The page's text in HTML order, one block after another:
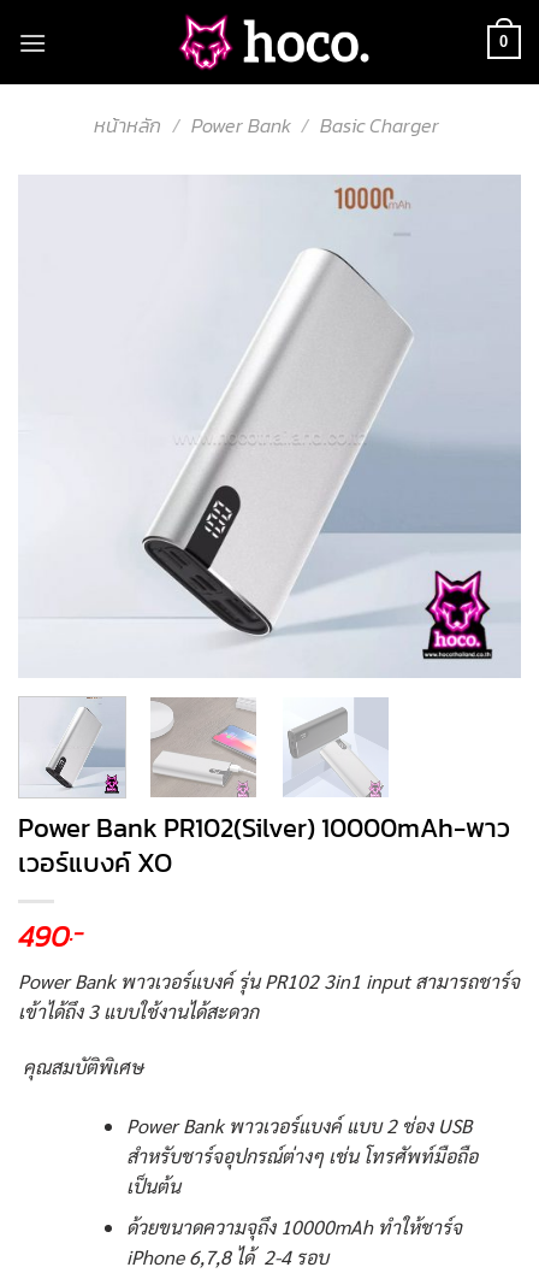
0
หน้าหลัก / Power Bank / Basic Charger
Power Bank PR102(Silver) 10000mAh-พาว
เวอร์แบงค์ XO
490.-
Power Bank พาวเวอร์แบงค์ รุ่น PR102 3in1 input สามารถชาร์จ
เข้าได้ถึง 3 แบบใช้งานได้สะดวก
คุณสมบัติพิเศษ
Power Bank พาวเวอร์แบงค์ แบบ 2 ช่อง USB
สำหรับชาร์จอุปกรณ์ต่างๆ เช่น โทรศัพท์มือถือ
เป็นต้น
ด้วยขนาดความจุถึง 10000mAh ทำให้ชาร์จ
iPhone 6,7,8 ได้ 2-4 รอบ